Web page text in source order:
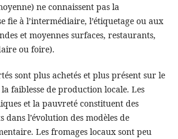
ne connaissent pas la
fie à l’intermédiaire, l’étiquetage ou aux
et moyennes surfaces, restaurants,
ou foire).
sont plus achetés et plus présent sur le
faiblesse de production locale. Les
et la pauvreté constituent des
l’évolution des modèles de
Les fromages locaux sont peu